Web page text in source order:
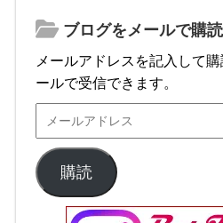
ブログをメールで購読
メールアドレスを記入して
ールで受信できます。
購読